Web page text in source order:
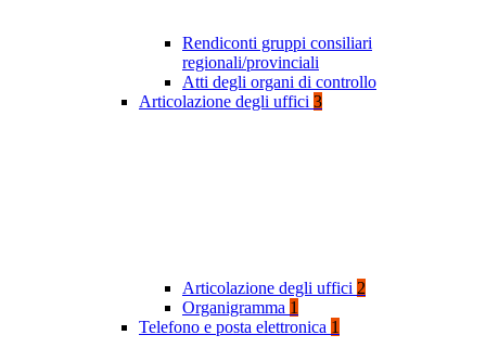
Rendiconti gruppi consiliari
regionali/provinciali
Atti degli organi di controllo
Articolazione degli uffici 3
Articolazione degli uffici 2
Organigramma 1
Telefono e posta elettronica 1